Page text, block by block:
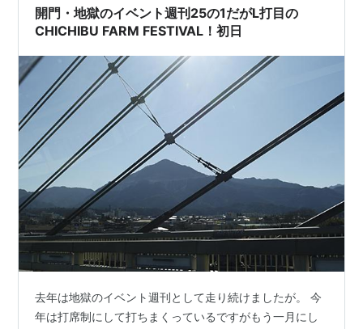
ここで風呂入るとする、まあそんな些細な事どうでもい
いし。 別に 他の方々…
開門・地獄のイベント週刊25の1だがL打目の
CHICHIBU FARM FESTIVAL！初日
去年は地獄のイベント週刊として走り続けましたが。 今
年は打席制にして打ちまくっているですがもう一月にし